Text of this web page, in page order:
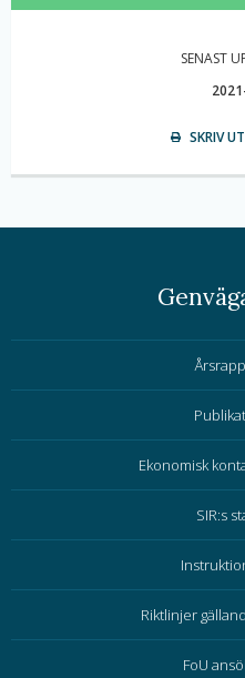
SENAST
SKRIV
Ekonomisk
SIR:s
Riktlinjer
FoU